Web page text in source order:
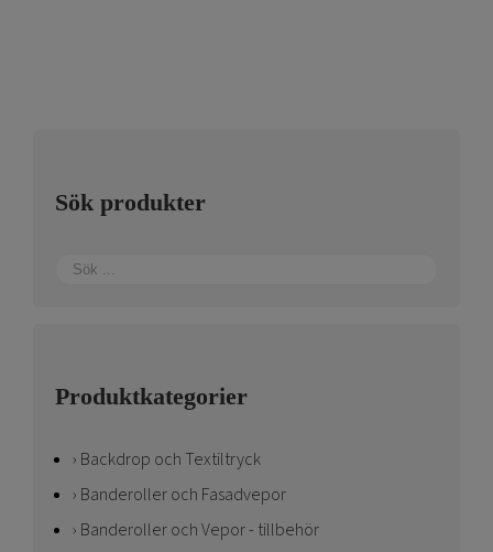
Sök produkter
Produktkategorier
Backdrop och Textiltryck
Banderoller och Fasadvepor
Banderoller och Vepor - tillbehör